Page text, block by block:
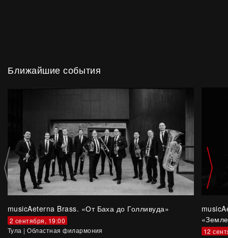
Ближайшие события
musicAeterna Brass. «От Баха до Голливуда»
2 сентября, 19:00
Тула |Областная филармония
12